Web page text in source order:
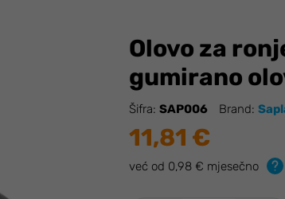
Olovo za
gumirano
Šifra: SAP006 Brand:
11,81 €
već od 0,98 € mjesečno